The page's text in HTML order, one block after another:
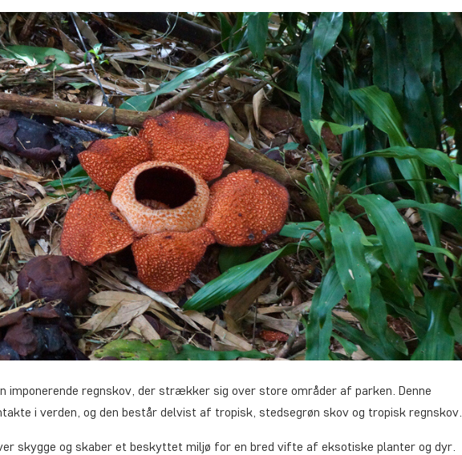
imponerende regnskov, der strækker sig over store områder af parken. Denne
i verden, og den består delvist af tropisk, stedsegrøn skov og tropisk regnskov.
skygge og skaber et beskyttet miljø for en bred vifte af eksotiske planter og dyr.